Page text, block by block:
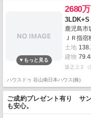
2680
3LDK+S
鹿児島市
ＪＲ指
土地
建物
坂之上２（
ハウスドゥ 谷山南日本ハウス(株)
ご成約プレゼント有り サ
も安心。